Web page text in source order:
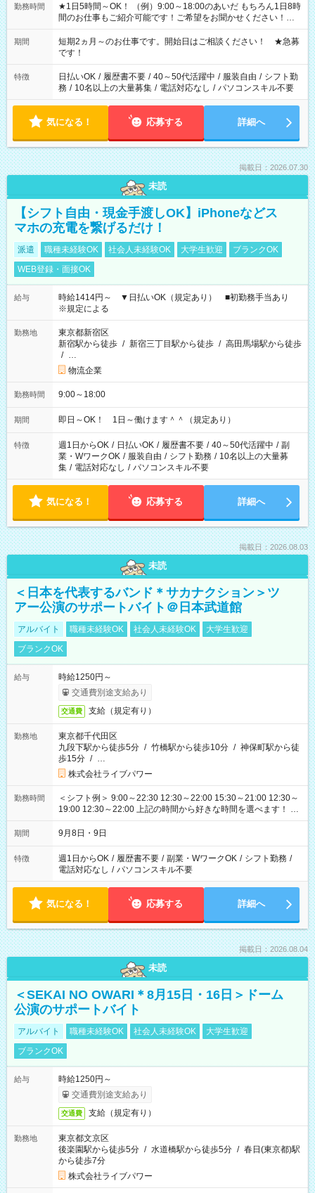
勤務時間
★1日5時間～OK！ （例）9:00～18:00のあいだ もちろん1日8時
間のお仕事もご紹介可能です！ご希望をお聞かせください！★
家庭の都合でお休みが必要な場合も遠慮なくご相談ください。
※週最低15時間以上の勤務が必要です
期間
短期2ヵ月～のお仕事です。開始日はご相談ください！ ★急募
です！
特徴 日払いOK / 履歴書不要 / 40～50代活躍中 / 服装自由 / シフト勤
務 / 10名以上の大量募集 / 電話対応なし / パソコンスキル不要
気になる！ 応募する 詳細へ
掲載日：2026.07.30
未読
【シフト自由・現金手渡しOK】iPhoneなどス
マホの充電を繋げるだけ！
派遣 職種未経験OK 社会人未経験OK 大学生歓迎
ブランクOK
WEB登録・面接OK
給与
時給1414円～ ▼日払いOK（規定あり） ■初勤務手当あり
※規定による
勤務地
東京都新宿区
新宿駅から徒歩 / 新宿三丁目駅から徒歩 / 高田馬場駅から徒歩
/ …
物流企業
勤務時間 9:00～18:00
期間 即日～OK！ 1日～働けます＾＾（規定あり）
特徴 週1日からOK / 日払いOK / 履歴書不要 / 40～50代活躍中 / 副
業・WワークOK / 服装自由 / シフト勤務 / 10名以上の大量募
集 / 電話対応なし / パソコンスキル不要
気になる！ 応募する 詳細へ
掲載日：2026.08.03
未読
＜日本を代表するバンド＊サカナクション＞ツ
アー公演のサポートバイト＠日本武道館
アルバイト 職種未経験OK 社会人未経験OK
大学生歓迎
ブランクOK
給与
時給1250円～
交通費別途支給あり
交通費 支給（規定有り）
勤務地
東京都千代田区
九段下駅から徒歩5分 / 竹橋駅から徒歩10分 / 神保町駅から徒
歩15分 / …
株式会社ライブパワー
勤務時間
＜シフト例＞ 9:00～22:30 12:30～22:00 15:30～21:00 12:30～
19:00 12:30～22:00 上記の時間から好きな時間を選べます！ ※
時間は変更となる可能性があります
期間 9月8日・9日
特徴 週1日からOK / 履歴書不要 / 副業・WワークOK / シフト勤務 /
電話対応なし / パソコンスキル不要
気になる！ 応募する 詳細へ
掲載日：2026.08.04
未読
＜SEKAI NO OWARI＊8月15日・16日＞ドーム
公演のサポートバイト
アルバイト 職種未経験OK 社会人未経験OK
大学生歓迎
ブランクOK
給与
時給1250円～
交通費別途支給あり
交通費 支給（規定有り）
勤務地
東京都文京区
後楽園駅から徒歩5分 / 水道橋駅から徒歩5分 / 春日(東京都)駅
から徒歩7分
株式会社ライブパワー